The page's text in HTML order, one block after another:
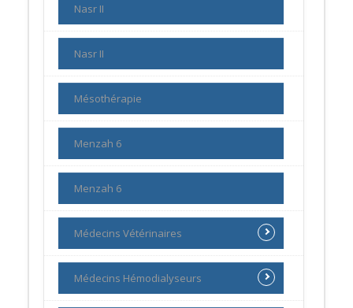
Nasr II
Nasr II
Mésothérapie
Menzah 6
Menzah 6
Médecins Vétérinaires
Médecins Hémodialyseurs